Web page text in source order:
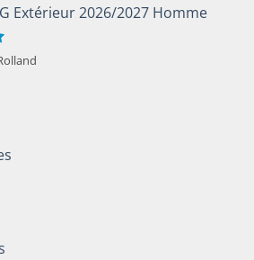
Extérieur 2026/2027 Homme